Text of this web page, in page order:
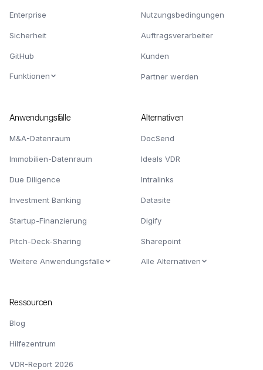
Enterprise
Sicherheit
GitHub
Funktionen
Nutzungsbedingungen
Auftragsverarbeiter
Kunden
Partner werden
Anwendungsfälle
M&A-Datenraum
Immobilien-Datenraum
Due Diligence
Investment Banking
Startup-Finanzierung
Pitch-Deck-Sharing
Weitere Anwendungsfälle
Alternativen
DocSend
Ideals VDR
Intralinks
Datasite
Digify
Sharepoint
Alle Alternativen
Ressourcen
Blog
Hilfezentrum
VDR-Report 2026